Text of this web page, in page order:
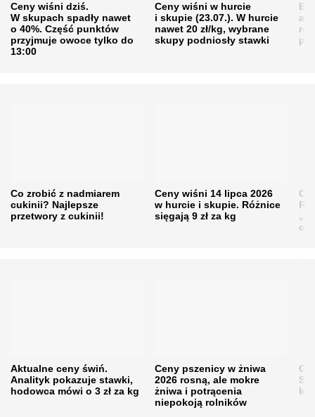
Ceny wiśni dziś.
W skupach spadły nawet
o 40%. Część punktów
przyjmuje owoce tylko do
13:00
Ceny wiśni w hurcie
i skupie (23.07.). W hurcie
nawet 20 zł/kg, wybrane
skupy podniosły stawki
Co zrobić z nadmiarem
cukinii? Najlepsze
przetwory z cukinii!
Ceny wiśni 14 lipca 2026
w hurcie i skupie. Różnice
sięgają 9 zł za kg
Aktualne ceny świń.
Analityk pokazuje stawki,
hodowca mówi o 3 zł za kg
Ceny pszenicy w żniwa
2026 rosną, ale mokre
żniwa i potrącenia
niepokoją rolników